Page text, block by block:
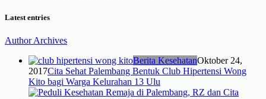
Latest entries
Author Archives
Berita KesehatanOktober 24,
2017Cita Sehat Palembang Bentuk Club Hipertensi Wong
Kito bagi Warga Kelurahan 13 Ulu